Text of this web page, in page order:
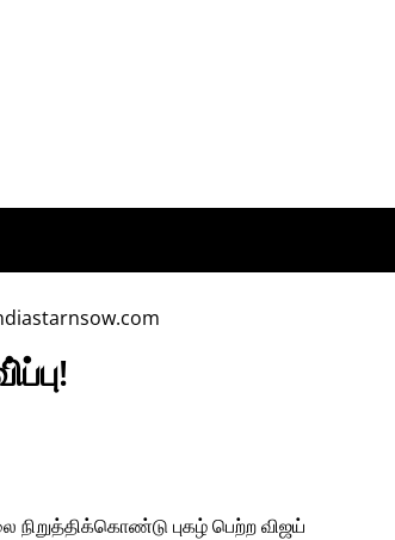
புகழ் பெற்ற விஜய்